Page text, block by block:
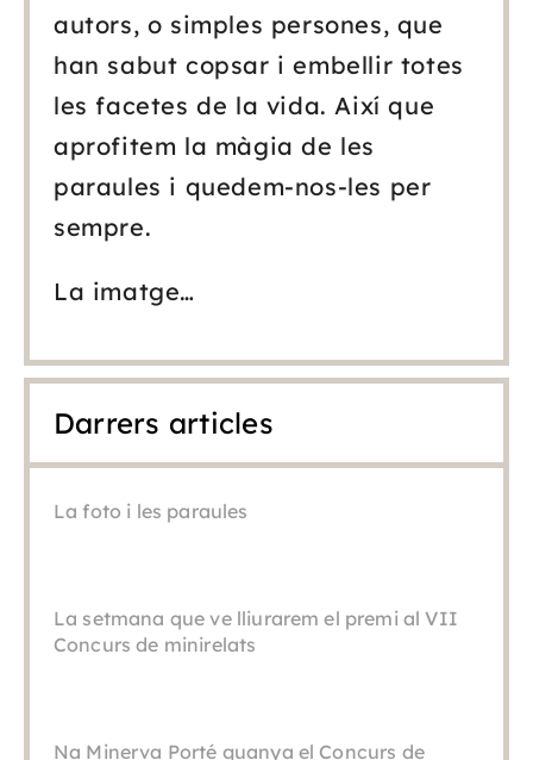
autors, o simples persones, que
han sabut copsar i embellir totes
les facetes de la vida. Així que
aprofitem la màgia de les
paraules i quedem-nos-les per
sempre.
La imatge…
Darrers articles
La foto i les paraules
La setmana que ve lliurarem el premi al VII
Concurs de minirelats
Na Minerva Porté guanya el Concurs de